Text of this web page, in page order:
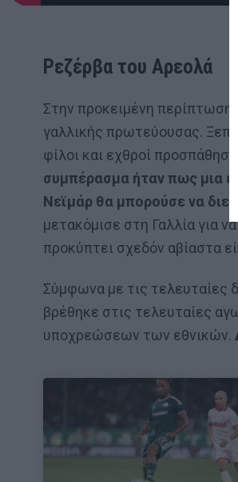
Ρεζέρβα του Αρεολά
Στην προκειμένη περίπτωση
γαλλικής πρωτεύουσας.
φίλοι και εχθροί
συμπέρασμα ήταν πως μια
Νεϊμάρ θα μπορούσε να
μετακόμισε στη Γαλλία για
προκύπτει σχεδόν αβίαστα
Σύμφωνα με τις τελευταίες
βρέθηκε στις τελευταίες
υποχρεώσεων των εθνικών.